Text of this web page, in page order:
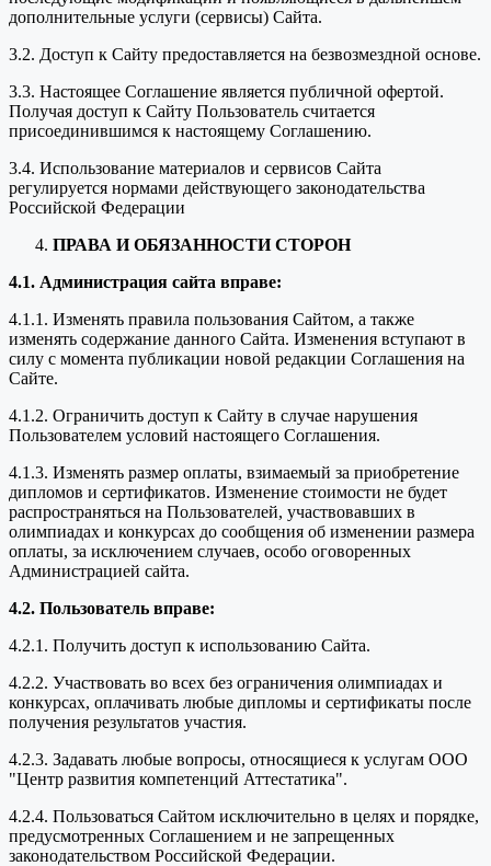
дополнительные услуги (сервисы) Сайта.
3.2. Доступ к Сайту предоставляется на безвозмездной основе.
3.3. Настоящее Соглашение является публичной офертой.
Получая доступ к Сайту Пользователь считается
присоединившимся к настоящему Соглашению.
3.4. Использование материалов и сервисов Сайта
регулируется нормами действующего законодательства
Российской Федерации
ПРАВА И ОБЯЗАННОСТИ СТОРОН
4.1. Администрация сайта вправе:
4.1.1. Изменять правила пользования Сайтом, а также
изменять содержание данного Сайта. Изменения вступают в
силу с момента публикации новой редакции Соглашения на
Сайте.
4.1.2. Ограничить доступ к Сайту в случае нарушения
Пользователем условий настоящего Соглашения.
4.1.3. Изменять размер оплаты, взимаемый за приобретение
дипломов и сертификатов. Изменение стоимости не будет
распространяться на Пользователей, участвовавших в
олимпиадах и конкурсах до сообщения об изменении размера
оплаты, за исключением случаев, особо оговоренных
Администрацией сайта.
4.2. Пользователь вправе:
4.2.1. Получить доступ к использованию Сайта.
4.2.2. Участвовать во всех без ограничения олимпиадах и
конкурсах, оплачивать любые дипломы и сертификаты после
получения результатов участия.
4.2.3. Задавать любые вопросы, относящиеся к услугам ООО
"Центр развития компетенций Аттестатика".
4.2.4. Пользоваться Сайтом исключительно в целях и порядке,
предусмотренных Соглашением и не запрещенных
законодательством Российской Федерации.